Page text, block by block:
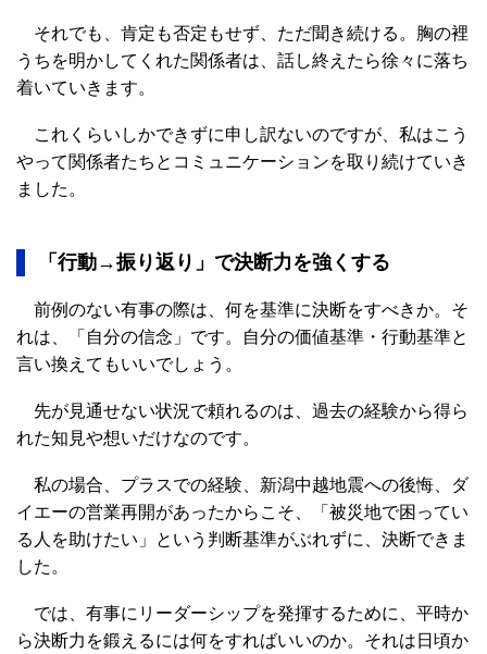
それでも、肯定も否定もせず、ただ聞き続ける。胸の裡
うちを明かしてくれた関係者は、話し終えたら徐々に落ち
着いていきます。
これくらいしかできずに申し訳ないのですが、私はこう
やって関係者たちとコミュニケーションを取り続けていき
ました。
「行動→振り返り」で決断力を強くする
前例のない有事の際は、何を基準に決断をすべきか。そ
れは、「自分の信念」です。自分の価値基準・行動基準と
言い換えてもいいでしょう。
先が見通せない状況で頼れるのは、過去の経験から得ら
れた知見や想いだけなのです。
私の場合、プラスでの経験、新潟中越地震への後悔、ダ
イエーの営業再開があったからこそ、「被災地で困ってい
る人を助けたい」という判断基準がぶれずに、決断できま
した。
では、有事にリーダーシップを発揮するために、平時か
ら決断力を鍛えるには何をすればいいのか。それは日頃か